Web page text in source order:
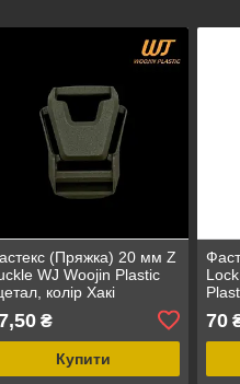
(Пряжка) 20 мм Z
WJ Woojin Plastic
колір Хакі
₴
Купити
70